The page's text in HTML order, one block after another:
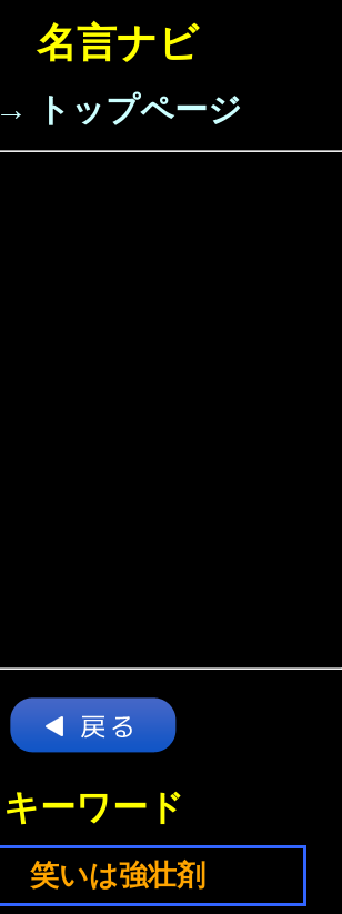
名言ナビ
→ トップページ
キーワード
笑いは強壮剤